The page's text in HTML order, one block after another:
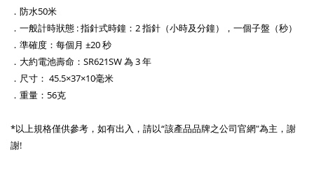
．防水50米
．一般計時狀態 : 指針式時鐘：2 指針（小時及分鐘），一個子盤（秒）
．準確度：每個月 ±20 秒
．大約電池壽命：SR621SW 為 3 年
．尺寸： 45.5×37×10毫米
．重量：56克
*以上規格僅供參考，如有出入，請以“該產品品牌之公司官網"為主，謝
謝!